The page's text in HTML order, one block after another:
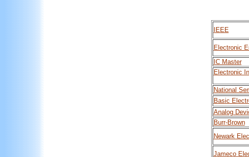
IEEE
Electronic
IC Master
Electronic
National
Basic
Analog
Burr-Brown
Newark
Jameco